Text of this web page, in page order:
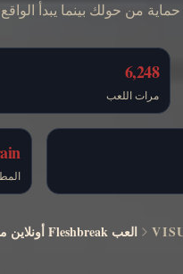
من حولك بينما يبدأ الواقع
6,248
مرات اللعب
العب Fleshbreak أونلاين مجانًا